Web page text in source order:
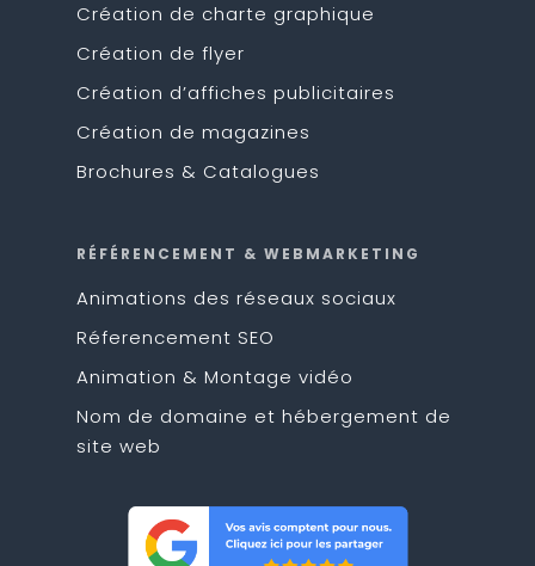
Création de charte graphique
Création de flyer
Création d’affiches publicitaires
Création de magazines
Brochures & Catalogues
RÉFÉRENCEMENT & WEBMARKETING
Animations des réseaux sociaux
Réferencement SEO
Animation & Montage vidéo
Nom de domaine et hébergement de
site web